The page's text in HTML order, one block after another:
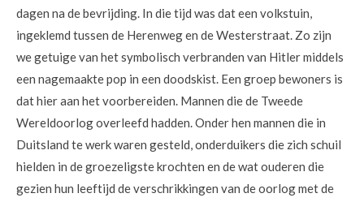
dagen na de bevrijding. In die tijd was dat een volkstuin,
ingeklemd tussen de Herenweg en de Westerstraat. Zo zijn
we getuige van het symbolisch verbranden van Hitler middels
een nagemaakte pop in een doodskist. Een groep bewoners is
dat hier aan het voorbereiden. Mannen die de Tweede
Wereldoorlog overleefd hadden. Onder hen mannen die in
Duitsland te werk waren gesteld, onderduikers die zich schuil
hielden in de groezeligste krochten en de wat ouderen die
gezien hun leeftijd de verschrikkingen van de oorlog met de